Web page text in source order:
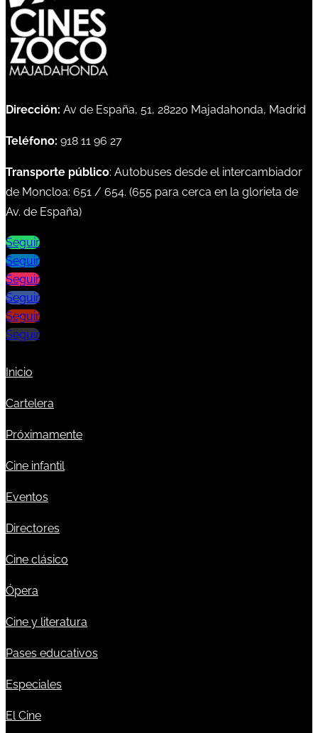
Dirección: Av de España, 51, 28220 Majadahonda, Madrid
Teléfono: 918 11 96 27
Transporte público: Autobuses desde el intercambiador
de Moncloa: 651 / 654. (655 para cerca en la glorieta de
Av. de España)
Seguir
Seguir
Seguir
Seguir
Seguir
Seguir
Inicio
Cartelera
Próximamente
Cine infantil
Eventos
Directores
Cine clásico
Ópera
Cine y literatura
Pases educativos
Especiales
El Cine